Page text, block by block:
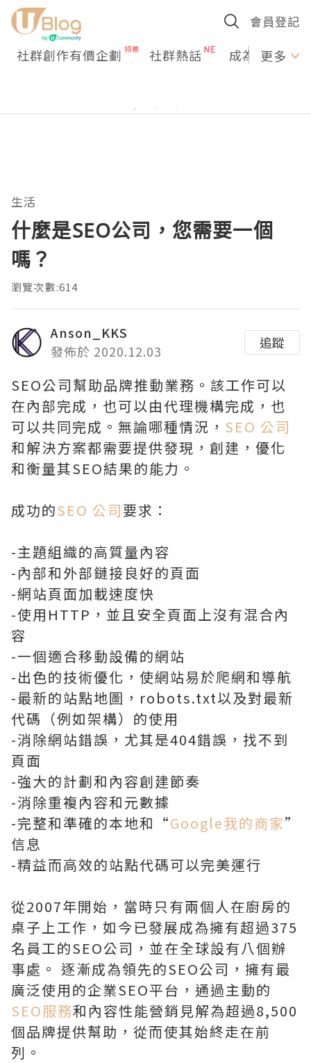
會員登記
社群創作有價企劃 社群熱話 成為U更多
生活
什麼是SEO公司，您需要一個
嗎？
瀏覽次數:614
Anson_KKS
發佈於 2020.12.03
追蹤
SEO公司幫助品牌推動業務。該工作可以
在內部完成，也可以由代理機構完成，也
可以共同完成。無論哪種情況， SEO 公司
和解決方案都需要提供發現，創建，優化
和衡量其SEO結果的能力。
成功的SEO 公司要求：
-主題組織的高質量內容
-內部和外部鏈接良好的頁面
-網站頁面加載速度快
-使用HTTP，並且安全頁面上沒有混合內
容
-一個適合移動設備的網站
-出色的技術優化，使網站易於爬網和導航
-最新的站點地圖，robots.txt以及對最新
代碼（例如架構）的使用
-消除網站錯誤，尤其是404錯誤，找不到
頁面
-強大的計劃和內容創建節奏
-消除重複內容和元數據
-完整和準確的本地和“Google我的商家”
信息
-精益而高效的站點代碼可以完美運行
從2007年開始，當時只有兩個人在廚房的
桌子上工作，如今已發展成為擁有超過375
名員工的SEO公司，並在全球設有八個辦
事處。 逐漸成為領先的SEO公司，擁有最
廣泛使用的企業SEO平台，通過主動的
SEO服務和內容性能營銷見解為超過8,500
個品牌提供幫助，從而使其始終走在前
列。